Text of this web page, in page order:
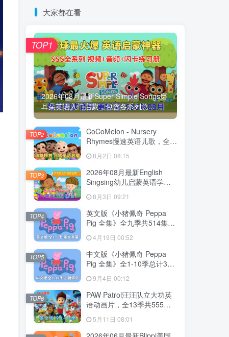
大家都在看
2026年08月最新Super Simple Songs磨
耳朵英语入门启蒙，包含各系列总...
TOP1
CoCoMelon - Nursery
Rhymes慢速英语儿歌，全
带英文字幕，带音频MP3，
百度网盘下载！
8月2日 08:15
TOP2
2026年08月最新English
Singsing幼儿启蒙英语学习
等，全1364集+，1080P高
清视频带英文字幕，百度网
盘下载！
8月3日 09:21
TOP3
英文版《小猪佩奇 Peppa
Pig 全集》全九季共514集，
幕，带配套音频MP3，百度
网盘下载！
4月19日 00:52
TOP4
中文版《小猪佩奇 Peppa
Pig 全集》全1-10季总计394
网盘下载！
9月4日 00:12
TOP5
PAW Patrol汪汪队立大功英
语动画片，全13季共555
集，1080P高清视频带英文
字幕，带配套音频MP3，百
度网盘下载！
5月11日 08:01
TOP6